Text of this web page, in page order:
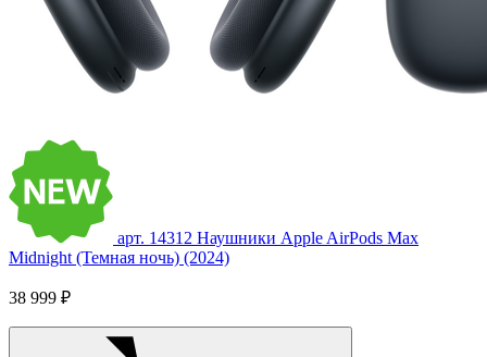
арт. 14312 Наушники Apple AirPods Max
Midnight (Темная ночь) (2024)
38 999 ₽